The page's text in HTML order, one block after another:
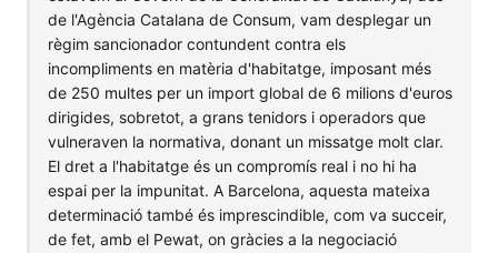
de l'Agència Catalana de Consum, vam desplegar un
règim sancionador contundent contra els
incompliments en matèria d'habitatge, imposant més
de 250 multes per un import global de 6 milions d'euros
dirigides, sobretot, a grans tenidors i operadors que
vulneraven la normativa, donant un missatge molt clar.
El dret a l'habitatge és un compromís real i no hi ha
espai per la impunitat. A Barcelona, aquesta mateixa
determinació també és imprescindible, com va succeir,
de fet, amb el Pewat, on gràcies a la negociació